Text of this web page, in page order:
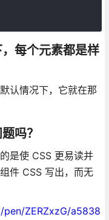
每个元素都是样
认情况下，它就在那
吗？
是使 CSS 更易读并
件 CSS 写出，而无
ZERZxzG/a5838